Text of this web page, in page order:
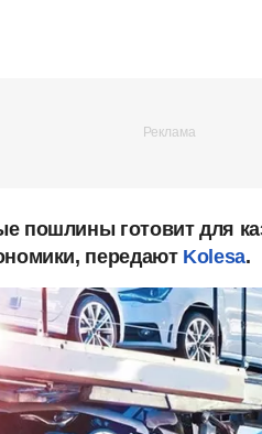
пошлины готовит для
передают Kolesa.